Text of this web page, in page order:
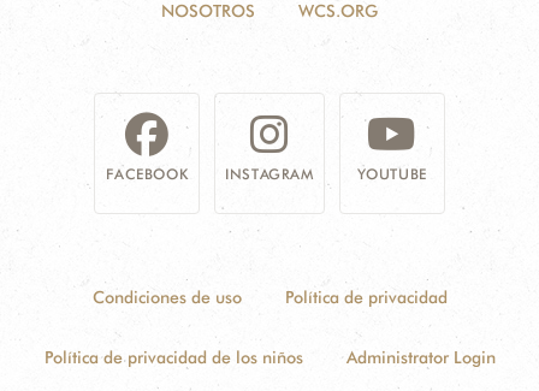
NOSOTROS WCS.ORG
FACEBOOK INSTAGRAM YOUTUBE
Condiciones de uso Política de privacidad
Política de privacidad de los niños Administrator Login